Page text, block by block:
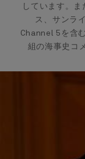
しています。
ス、サンラ
Channel 5を含
組の海事史コ